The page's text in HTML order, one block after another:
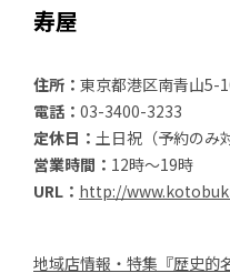
寿屋
住所： 東京都港区南青山5-
電話： 03-3400-3233
定休日： 土日祝（予約のみ
営業時間： 12時～19時
URL： http://
地域店情報・特集『歴史的